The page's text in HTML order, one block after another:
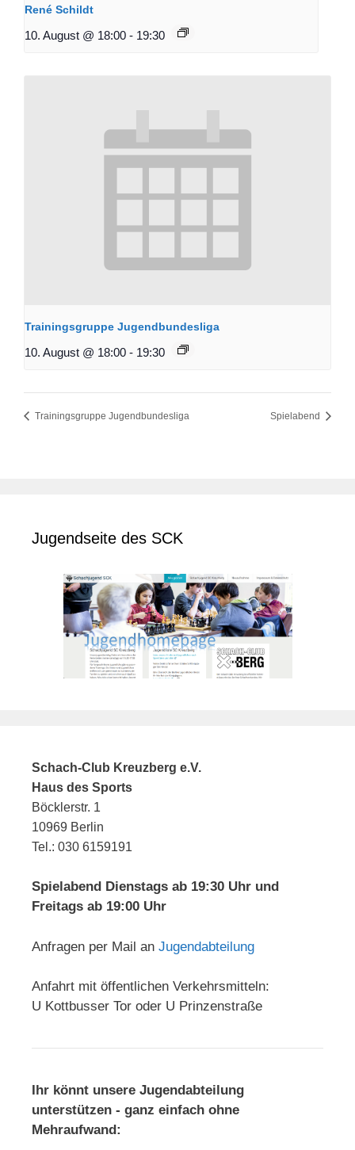
René Schildt
10. August @ 18:00 - 19:30
Trainingsgruppe Jugendbundesliga
10. August @ 18:00 - 19:30
Trainingsgruppe Jugendbundesliga Spielabend
Jugendseite des SCK
Schach-Club Kreuzberg e.V.
Haus des Sports
Böcklerstr. 1
10969 Berlin
Tel.: 030 6159191
Spielabend Dienstags ab 19:30 Uhr und
Freitags ab 19:00 Uhr
Anfragen per Mail an Jugendabteilung
Anfahrt mit öffentlichen Verkehrsmitteln:
U Kottbusser Tor oder U Prinzenstraße
Ihr könnt unsere Jugendabteilung
unterstützen - ganz einfach ohne
Mehraufwand: